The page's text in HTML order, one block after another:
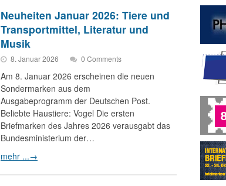
Neuheiten Januar 2026: Tiere und
Transportmittel, Literatur und
Musik
8. Januar 2026 0 Comments
Am 8. Januar 2026 erscheinen die neuen
Sondermarken aus dem
Ausgabeprogramm der Deutschen Post.
Beliebte Haustiere: Vogel Die ersten
Briefmarken des Jahres 2026 verausgabt das
Bundesministerium der…
mehr ...→